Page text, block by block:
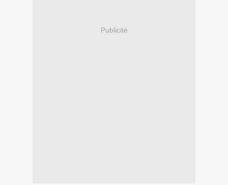
Publicité